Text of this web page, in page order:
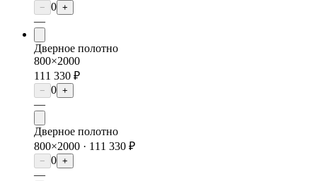
− 0 +
—
Дверное полотно
800×2000
111 330 ₽
− 0 +
—
Дверное полотно
800×2000 · 111 330 ₽
− 0 +
—